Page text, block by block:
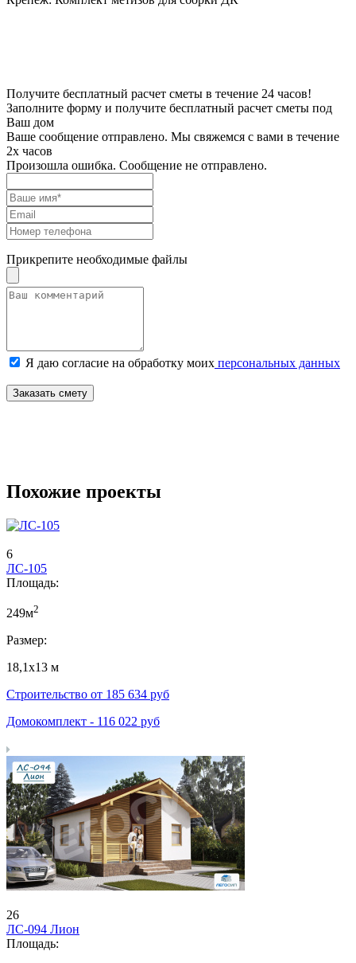
Получите бесплатный расчет сметы в течение 24 часов!
Заполните форму и получите бесплатный расчет сметы под
Ваш дом
Ваше сообщение отправлено. Мы свяжемся с вами в течение
2х часов
Произошла ошибка. Сообщение не отправлено.
Прикрепите необходимые файлы
Я даю согласие на обработку моих персональных данных
Заказать смету
Похожие проекты
6
ЛС-105
Площадь:
249м2
Размер:
18,1х13 м
Строительство от 185 634 руб
Домокомплект - 116 022 руб
26
ЛС-094 Лион
Площадь: